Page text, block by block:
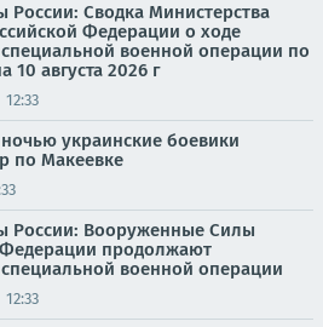
Сводка Министерства
Федерации о ходе
военной операции по
10 августа 2026 г
12:33
украинские боевики
по Макеевке
России: Вооруженные Силы
продолжают
военной операции
12:33